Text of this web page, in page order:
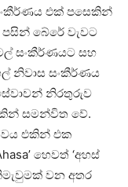
එක් පසෙකින්
බේරේ වැවට
සංකීර්ණයට සහ
නිවාස සංකීර්ණය
නිරතුරුව
සමන්විත වේ.
එකින් එක
හෙවත් ‘අහස්
වන අතර